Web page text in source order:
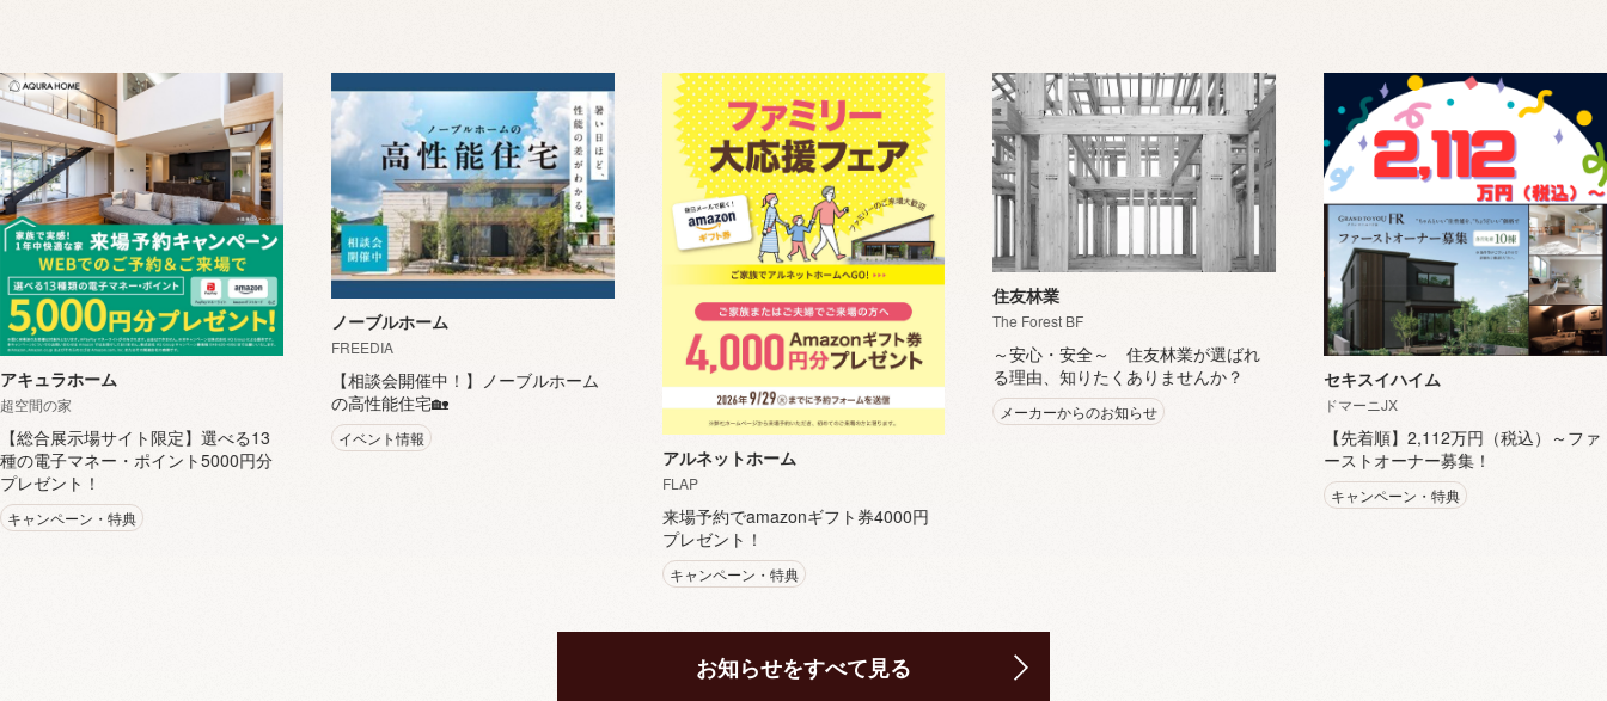
アキュラホーム
超空間の家
【総合展示場サイト限定】選べる13
種の電子マネー・ポイント5000円分
プレゼント！
キャンペーン・特典
ノーブルホーム
FREEDIA
【相談会開催中！】ノーブルホーム
の高性能住宅🏡
イベント情報
アルネットホーム
FLAP
来場予約でamazonギフト券4000円
プレゼント！
キャンペーン・特典
住友林業
The Forest BF
～安心・安全～ 住友林業が選ばれ
る理由、知りたくありませんか？
メーカーからのお知らせ
セキスイハイム
ドマーニJX
【先着順】2,112万円（税込）～ファ
ーストオーナー募集！
キャンペーン・特典
お知らせをすべて見る